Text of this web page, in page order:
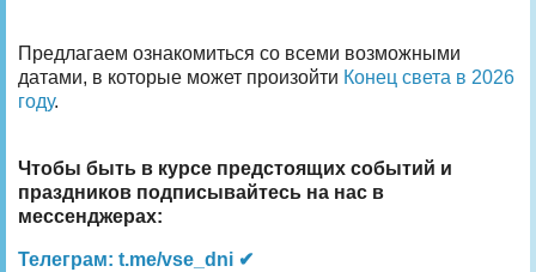
Предлагаем ознакомиться со всеми возможными
датами, в которые может произойти Конец света в 2026
году.
Чтобы быть в курсе предстоящих событий и
праздников подписывайтесь на нас в
мессенджерах:
Телеграм: t.me/vse_dni ✔